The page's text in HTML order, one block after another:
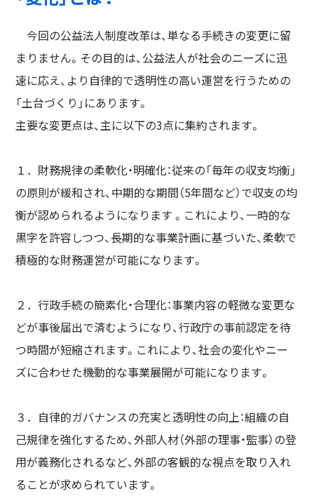
今回の公益法人制度改革は、単なる手続きの変更に留
まりません。その目的は、公益法人が社会のニーズに迅
速に応え、より自律的で透明性の高い運営を行うための
「土台づくり」にあります。
主要な変更点は、主に以下の3点に集約されます。
１．財務規律の柔軟化・明確化：従来の「毎年の収支均衡」
の原則が緩和され、中期的な期間（5年間など）で収支の均
衡が認められるようになります 。これにより、一時的な
黒字を許容しつつ、長期的な事業計画に基づいた、柔軟で
積極的な財務運営が可能になります。
２．行政手続の簡素化・合理化：事業内容の軽微な変更な
どが事後届出で済むようになり、行政庁の事前認定を待
つ時間が短縮されます。これにより、社会の変化やニー
ズに合わせた機動的な事業展開が可能になります。
３．自律的ガバナンスの充実と透明性の向上：組織の自
己規律を強化するため、外部人材（外部の理事・監事）の登
用が義務化されるなど、外部の客観的な視点を取り入れ
ることが求められています。